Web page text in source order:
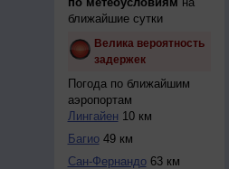
ближайшие сутки
Велика вероятность
задержек
Погода по ближайшим
аэропортам
Лингайен 10 км
Багио49 км
Сан-Фернандо63 км